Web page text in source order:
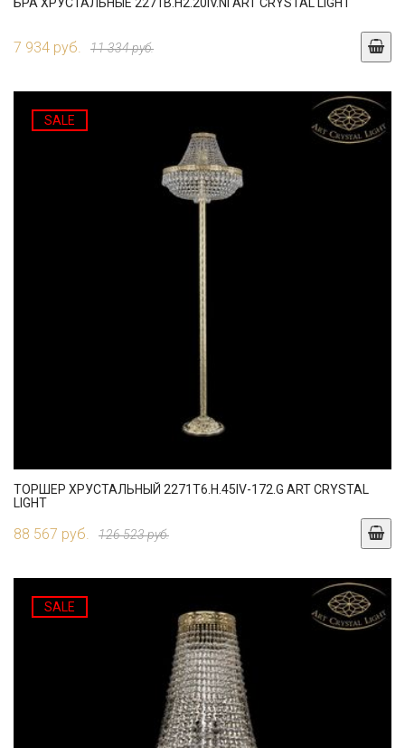
7 934 руб. 11 334 руб.
SALE
ТОРШЕР ХРУСТАЛЬНЫЙ 2271T6.H.45IV-172.G ART CRYSTAL
LIGHT
88 567 руб. 126 523 руб.
SALE